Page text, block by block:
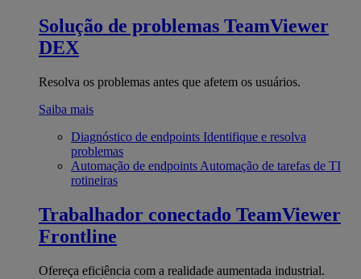
Solução de problemas TeamViewer
DEX
Resolva os problemas antes que afetem os usuários.
Saiba mais
Diagnóstico de endpoints Identifique e resolva
problemas
Automação de endpoints Automação de tarefas de TI
rotineiras
Trabalhador conectado TeamViewer
Frontline
Ofereça eficiência com a realidade aumentada industrial.